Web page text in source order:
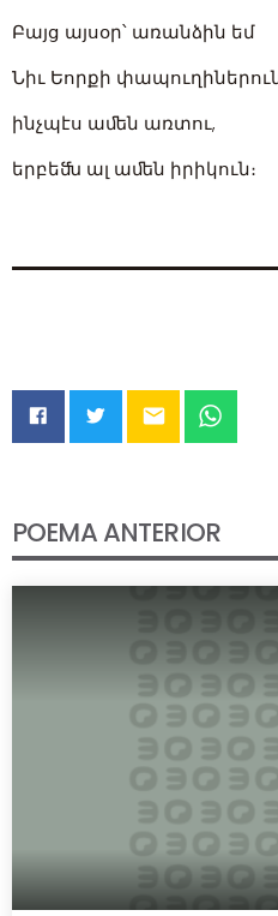
Բայց այսօր՝ առանձին եմ
Նիւ Եորքի
ինչպէս աﬔն առտու,
երբեﬓ ալ աﬔն իրիկուն։
email
POEMA ANTERIOR